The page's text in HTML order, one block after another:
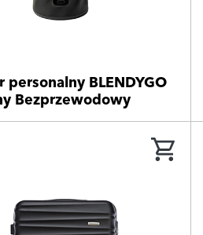
personalny BLENDYGO
Bezprzewodowy